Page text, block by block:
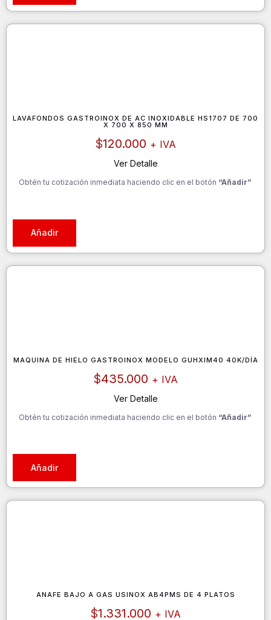
LAVAFONDOS GASTROINOX DE AC INOXIDABLE HS1707 DE 700
X 700 X 850 MM
$120.000 + IVA
Ver Detalle
Obtén tu cotización inmediata haciendo clic en el botón “Añadir”
Añadir
MAQUINA DE HIELO GASTROINOX MODELO GUHXIM40 40K/DÍA
$435.000 + IVA
Ver Detalle
Obtén tu cotización inmediata haciendo clic en el botón “Añadir”
Añadir
ANAFE BAJO A GAS USINOX AB4PMS DE 4 PLATOS
$1.331.000 + IVA